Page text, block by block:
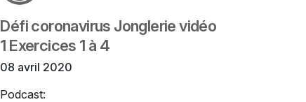
Défi coronavirus Jonglerie vidéo
1 Exercices 1 à 4
08 avril 2020
Podcast: